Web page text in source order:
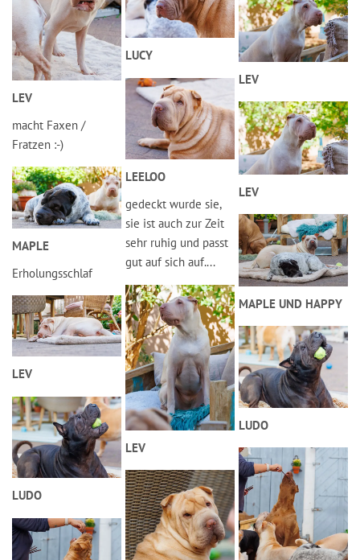
LEV
macht Faxen /
Fratzen :-)
MAPLE
Erholungsschlaf
LEV
LUDO
LUCY
LEELOO
gedeckt wurde sie,
sie ist auch zur Zeit
sehr ruhig und passt
gut auf sich auf....
LEV
LEV
LEV
MAPLE UND HAPPY
LUDO